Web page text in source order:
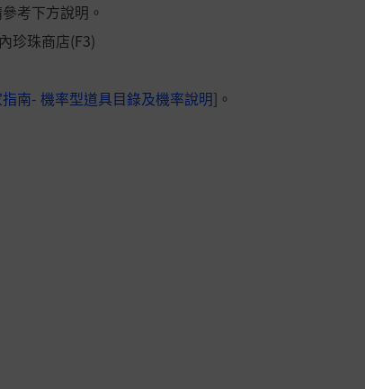
考下方說明。
珍珠商店(F3)
南- 機率型道具目錄及機率說明]。